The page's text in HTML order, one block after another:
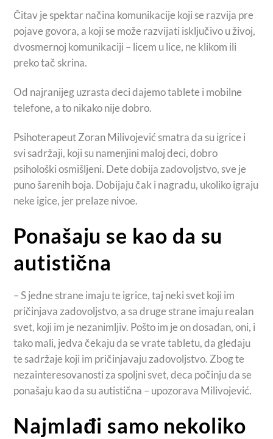
Čitav je spektar načina komunikacije koji se razvija pre
pojave govora, a koji se može razvijati isključivo u živoj,
dvosmernoj komunikaciji – licem u lice, ne klikom ili
preko tač skrina.
Od najranijeg uzrasta deci dajemo tablete i mobilne
telefone, a to nikako nije dobro.
Psihoterapeut Zoran Milivojević smatra da su igrice i
svi sadržaji, koji su namenjini maloj deci, dobro
psihološki osmišljeni. Dete dobija zadovoljstvo, sve je
puno šarenih boja. Dobijaju čak i nagradu, ukoliko igraju
neke igice, jer prelaze nivoe.
Ponašaju se kao da su
autistična
– S jedne strane imaju te igrice, taj neki svet koji im
pričinjava zadovoljstvo, a sa druge strane imaju realan
svet, koji im je nezanimljiv. Pošto im je on dosadan, oni, i
tako mali, jedva čekaju da se vrate tabletu, da gledaju
te sadržaje koji im pričinjavaju zadovoljstvo. Zbog te
nezainteresovanosti za spoljni svet, deca počinju da se
ponašaju kao da su autistična – upozorava Milivojević.
Najmlađi samo nekoliko